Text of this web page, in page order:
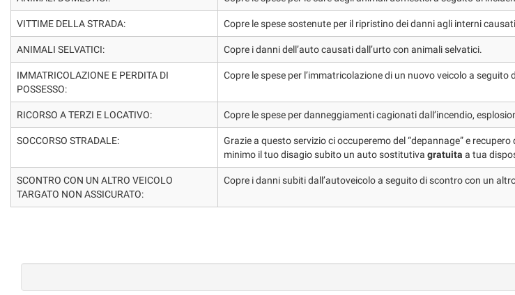
VITTIME DELLA STRADA: Copre le spese sostenute per il ripristino dei danni agli interni
ANIMALI SELVATICI: Copre i danni dell’auto causati dall’urto con animali selvatici.
IMMATRICOLAZIONE E PERDITA DI
POSSESSO:
Copre le spese per l’immatricolazione di un nuovo veicolo a seguito
RICORSO A TERZI E LOCATIVO: Copre le spese per danneggiamenti cagionati dall’incendio,
SOCCORSO STRADALE:
Grazie a questo servizio ci occuperemo del “depannage” e
minimo il tuo disagio subito un auto sostitutiva gratuita a tua
SCONTRO CON UN ALTRO VEICOLO
TARGATO NON ASSICURATO:
Copre i danni subiti dall’autoveicolo a seguito di scontro con un
Cookie delle preferenze
Cookie per il miglioramento dell'esperienza utente
Cookie analitici
Cookie di marketing